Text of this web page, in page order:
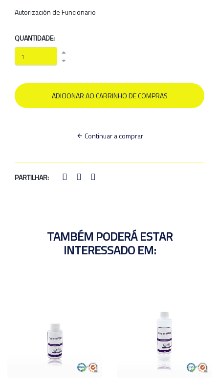
Autorización de Funcionario
QUANTIDADE:
Continuar a comprar
PARTILHAR:
TAMBÉM PODERÁ ESTAR
INTERESSADO EM: